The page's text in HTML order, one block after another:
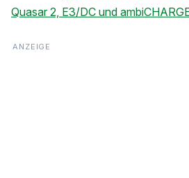
Quasar 2, E3/DC und